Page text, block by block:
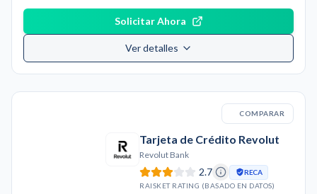
Solicitar Ahora
Ver detalles
COMPARAR
Tarjeta de Crédito Revolut
Revolut Bank
2.7
RECA
RAISKET RATING (BASADO EN DATOS)